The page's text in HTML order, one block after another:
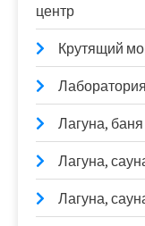
центр
Крутящий
Лагуна, баня
Лагуна,
Лагуна,